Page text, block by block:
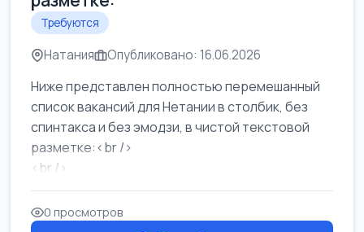
Требуются
Натания Опубликовано: 16.06.2026
Ниже представлен полностью перемешанный
список вакансий для Нетании в столбик, без
спинтакса и без эмодзи, в чистой текстовой
разметке:<br />
<br />
Работа в Нетании на мебельном производстве:
требу...
0 просмотров